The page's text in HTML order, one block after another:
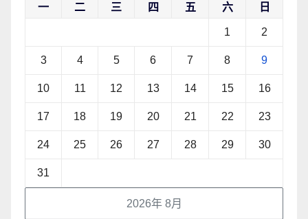
2026年 8月
一 二 三 四 五 六 日
1 2
3 4 5 6 7 8 9
10 11 12 13 14 15 16
17 18 19 20 21 22 23
24 25 26 27 28 29 30
31